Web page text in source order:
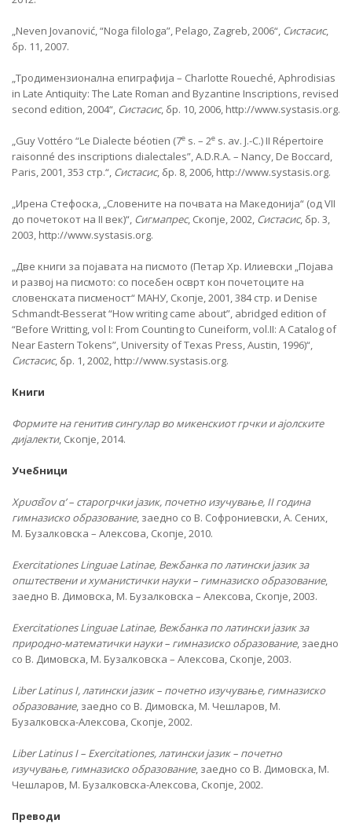
„Neven Jovanović, “Noga filologa”, Pelago, Zagreb, 2006“, Систасис,
бр. 11, 2007.
„Тродимензионална епиграфија – Charlotte Roueché, Aphrodisias
in Late Antiquity: The Late Roman and Byzantine Inscriptions, revised
second edition, 2004“, Систасис, бр. 10, 2006, http://www.systasis.org.
„Guy Vottéro “Le Dialecte béotien (7e s. – 2e s. av. J.-C.) II Répertoire
raisonné des inscriptions dialectales”, A.D.R.A. – Nancy, De Boccard,
Paris, 2001, 353 стр.“, Систасис, бр. 8, 2006, http://www.systasis.org.
„Ирена Стефоска, „Словените на почвата на Македонија“ (од VII
до почетокот на II век)“, Сигмапрес, Скопје, 2002, Систасис, бр. 3,
2003, http://www.systasis.org.
„Две книги за појавата на писмото (Петар Хр. Илиевски „Појава
и развој на писмото: со посебен осврт кон почетоците на
словенската писменост“ МАНУ, Скопје, 2001, 384 стр. и Denise
Schmandt-Besserat “How writing came about”, abridged edition of
“Before Writting, vol I: From Counting to Cuneiform, vol.II: A Catalog of
Near Eastern Tokens”, University of Texas Press, Austin, 1996)“,
Систасис, бр. 1, 2002, http://www.systasis.org.
Книги
Формите на генитив сингулар во микенскиот грчки и ајолските
дијалекти, Скопје, 2014.
Учебници
Χρυσεῖον α’ – старогрчки јазик, почетно изучување, II година
гимназиско образование, заедно со В. Софрониевски, А. Сених,
М. Бузалковска – Алексова, Скопје, 2010.
Exercitationes Linguae Latinae, Вежбанка по латински јазик за
општествени и хуманистички науки – гимназиско образование,
заедно В. Димовска, М. Бузалковска – Алексова, Скопје, 2003.
Exercitationes Linguae Latinae, Вежбанка по латински јазик за
природно-математички науки – гимназиско образование, заедно
со В. Димовска, М. Бузалковска – Алексова, Скопје, 2003.
Liber Latinus I, латински јазик – почетно изучување, гимназиско
образование, заедно со В. Димовска, М. Чешларов, М.
Бузалковска-Алексова, Скопје, 2002.
Liber Latinus I – Exercitationes, латински јазик – почетно
изучување, гимназиско образование, заедно со В. Димовска, М.
Чешларов, М. Бузалковска-Алексова, Скопје, 2002.
Преводи